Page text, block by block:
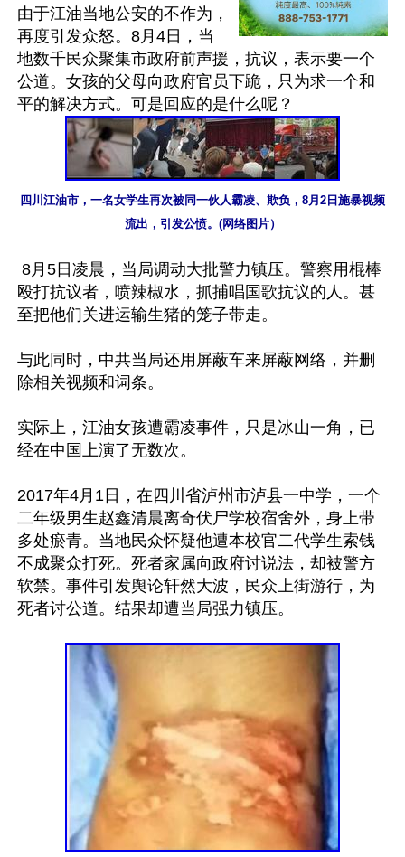
由于江油当地公安的不作为，
再度引发众怒。8月4日，当
地数千民众聚集市政府前声援，抗议，表示要一个
公道。女孩的父母向政府官员下跪，只为求一个和
四川江油市，一名女学生再次被同一伙人霸凌、欺负，8月2日施暴视频
流出，引发公愤。(网络图片）
殴打抗议者，喷辣椒水，抓捕唱国歌抗议的人。甚
至把他们关进运输生猪的笼子带走。
与此同时，中共当局还用屏蔽车来屏蔽网络，并删
除相关视频和词条。
实际上，江油女孩遭霸凌事件，只是冰山一角，已
经在中国上演了无数次。
2017年4月1日，在四川省泸州市泸县一中学，一个
二年级男生赵鑫清晨离奇伏尸学校宿舍外，身上带
多处瘀青。当地民众怀疑他遭本校官二代学生索钱
不成聚众打死。死者家属向政府讨说法，却被警方
软禁。事件引发舆论轩然大波，民众上街游行，为
死者讨公道。结果却遭当局强力镇压。